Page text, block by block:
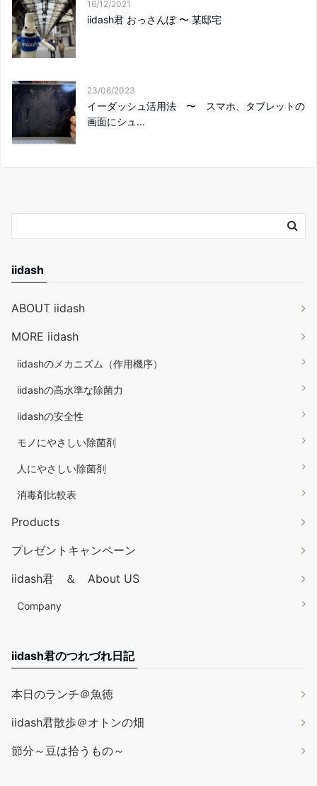
16/12/2021
iidash君 おっさんぽ 〜 某邸宅
23/06/2023
イーダッシュ活用法 〜 スマホ、タブレットの
画面にシュ...
iidash
ABOUT iidash
MORE iidash
iidashのメカニズム（作用機序）
iidashの高水準な除菌力
iidashの安全性
モノにやさしい除菌剤
人にやさしい除菌剤
消毒剤比較表
Products
プレゼントキャンペーン
iidash君 ＆ About US
Company
iidash君のつれづれ日記
本日のランチ＠魚徳
iidash君散歩＠オトンの畑
節分～豆は拾うもの～